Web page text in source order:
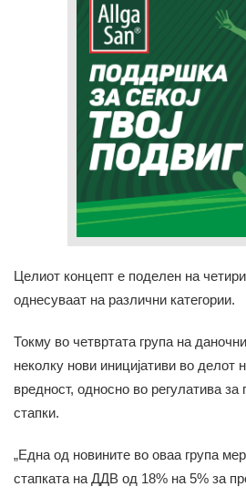
Целиот концепт е поделен на
однесуваат на различни категории.
Токму во четвртата група на
неколку нови иницијативи во делот
вредност, односно во регулатива
стапки.
„Една од новините во оваа група
стапката на ДДВ од 18% на 5% за